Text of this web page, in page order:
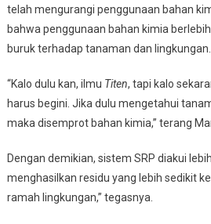
telah mengurangi penggunaan bahan
bahwa penggunaan bahan kimia
buruk terhadap tanaman dan lingkungan.
“Kalo dulu kan, ilmu Titen, tapi kalo
harus begini. Jika dulu mengetahui
maka disemprot bahan kimia,” terang
Dengan demikian, sistem SRP diakui
menghasilkan residu yang lebih sedikit
ramah lingkungan,” tegasnya.